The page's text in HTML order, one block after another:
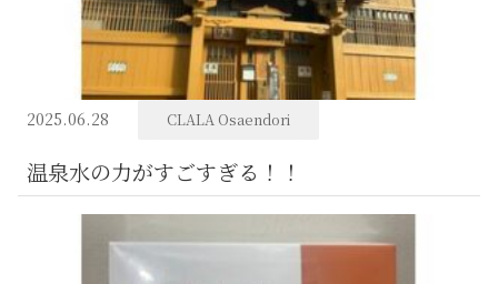
2025.06.28 CLALA Osaendori
温泉水の力がすごすぎる！！